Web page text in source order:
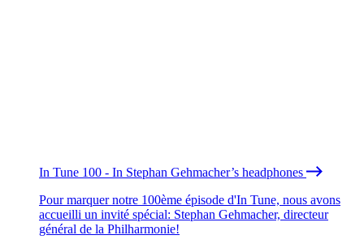
In Tune 100 - In Stephan Gehmacher’s headphones
Pour marquer notre 100ème épisode d'In Tune, nous avons
accueilli un invité spécial: Stephan Gehmacher, directeur
général de la Philharmonie!